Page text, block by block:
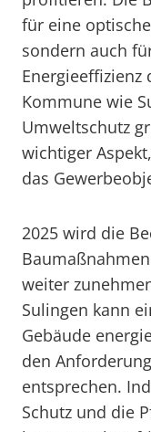
für eine
sondern auch
Energieeffizienz
Kommune wie
Umweltschutz
wichtiger
das
2025 wird die
weiter
Sulingen kann
Gebäude
den
entsprechen.
Schutz und die